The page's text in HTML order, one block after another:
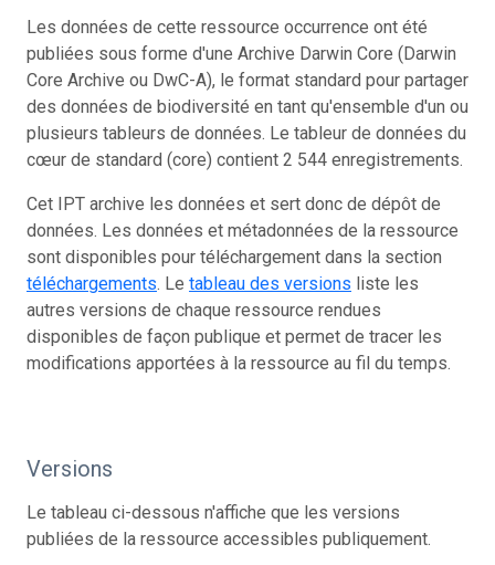
Les données de cette ressource occurrence ont été
publiées sous forme d'une Archive Darwin Core (Darwin
Core Archive ou DwC-A), le format standard pour partager
des données de biodiversité en tant qu'ensemble d'un ou
plusieurs tableurs de données. Le tableur de données du
cœur de standard (core) contient 2 544 enregistrements.
Cet IPT archive les données et sert donc de dépôt de
données. Les données et métadonnées de la ressource
sont disponibles pour téléchargement dans la section
téléchargements. Le tableau des versions liste les
autres versions de chaque ressource rendues
disponibles de façon publique et permet de tracer les
modifications apportées à la ressource au fil du temps.
Versions
Le tableau ci-dessous n'affiche que les versions
publiées de la ressource accessibles publiquement.